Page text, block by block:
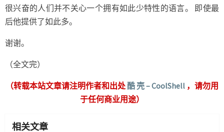
很兴奋的人们并不关心一个拥有如此少特性的语言。 即使最
后他提供了如此多。
谢谢。
（全文完）
（转载本站文章请注明作者和出处酷 壳 – CoolShell ，请勿用
于任何商业用途）
相关文章